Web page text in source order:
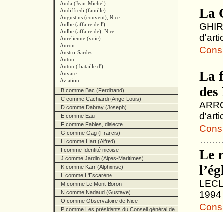
Auda (Jean-Michel)
Audiffredi (famille)
Augustins (couvent), Nice
Aulbe (affaire de l')
Aulbe (affaire de), Nice
Aurelienne (voie)
Auron
Austro-Sardes
Autun
Autun ( bataille d')
Auvare
Aviation
B comme Bac (Ferdinand)
C comme Cachiardi (Ange-Louis)
D comme Dabray (Joseph)
E comme Eau
F comme Fables, dialecte
G comme Gag (Francis)
H comme Hart (Alfred)
I comme Identité niçoise
J comme Jardin (Alpes-Maritimes)
K comme Karr (Alphonse)
L comme L'Escarène
M comme Le Mont-Boron
N comme Nadaud (Gustave)
O comme Observatoire de Nice
P comme Les présidents du Conseil général de
La
La
des
Le
1994